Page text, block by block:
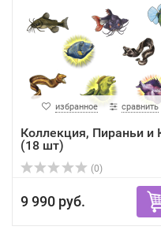
избранное сравнить
Коллекция, Пираньи и
(18 шт)
(0)
9 990 руб.